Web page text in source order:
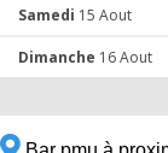
Samedi 15 Aout
Dimanche 16 Aout